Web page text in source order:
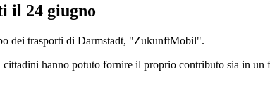
il ​​24 giugno
dei trasporti di Darmstadt, "ZukunftMobil".
hanno potuto fornire il proprio contributo sia in